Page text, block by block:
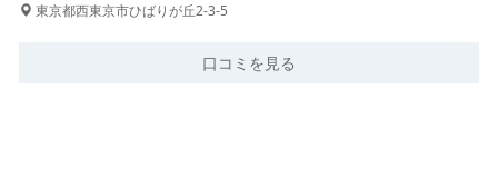
東京都西東京市ひばりが丘2-3-5
口コミを見る